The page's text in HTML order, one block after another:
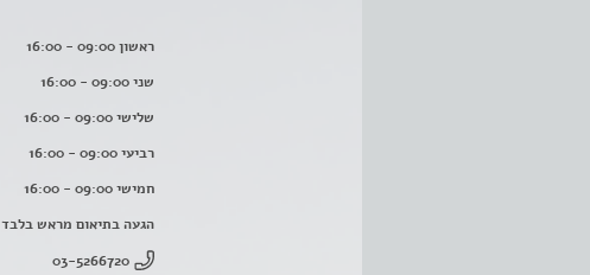
ראשון 09:00 - 16:00
שני 09:00 - 16:00
שלישי 09:00 - 16:00
רביעי 09:00 - 16:00
חמישי 09:00 - 16:00
הגעה בתיאום מראש בלבד
03-5266720